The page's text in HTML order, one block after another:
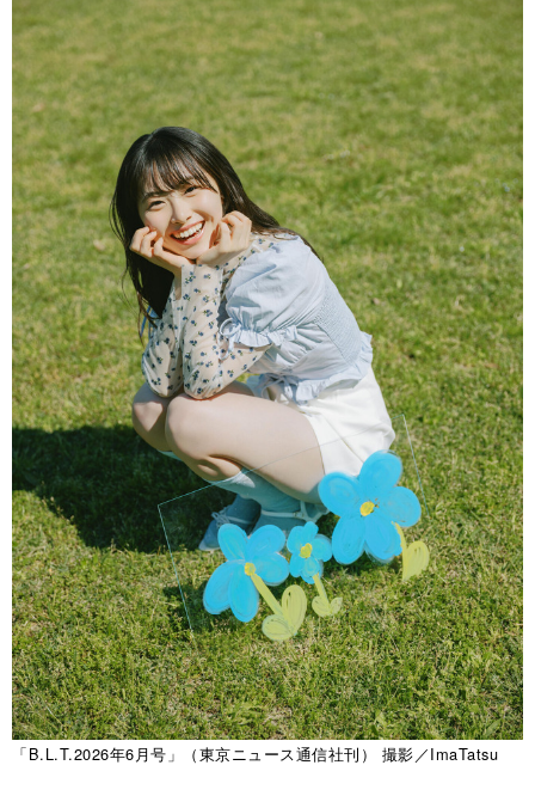
「B.L.T.2026年6月号」（東京ニュース通信社刊） 撮影／ImaTatsu